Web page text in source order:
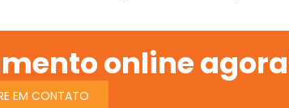
online
EM CONTATO